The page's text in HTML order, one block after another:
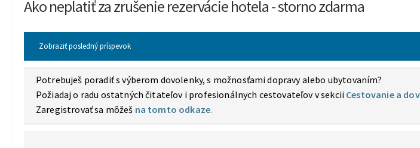
Ako neplatiť za zrušenie rezervácie hotela - storno zdarma
Zobraziť posledný príspevok
Potrebuješ poradiť s výberom dovolenky, s možnosťami dopravy alebo ubytovaním?
Požiadaj o radu ostatných čitateľov i profesionálnych cestovateľov v sekcii Cestovanie a
Zaregistrovať sa môžeš na tomto odkaze.